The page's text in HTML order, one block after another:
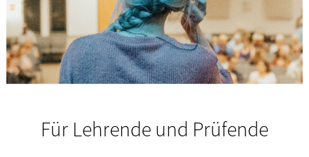
Für Lehrende und Prüfende